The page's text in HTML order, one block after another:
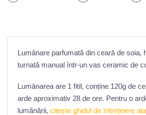
Lumânare parfumată din ceară de soia,
turnată manual într-un vas ceramic de
Lumânarea are 1 fitil, conține 120g de
arde aproximativ 28 de ore. Pentru o
lumânării, citește ghidul de întreținere